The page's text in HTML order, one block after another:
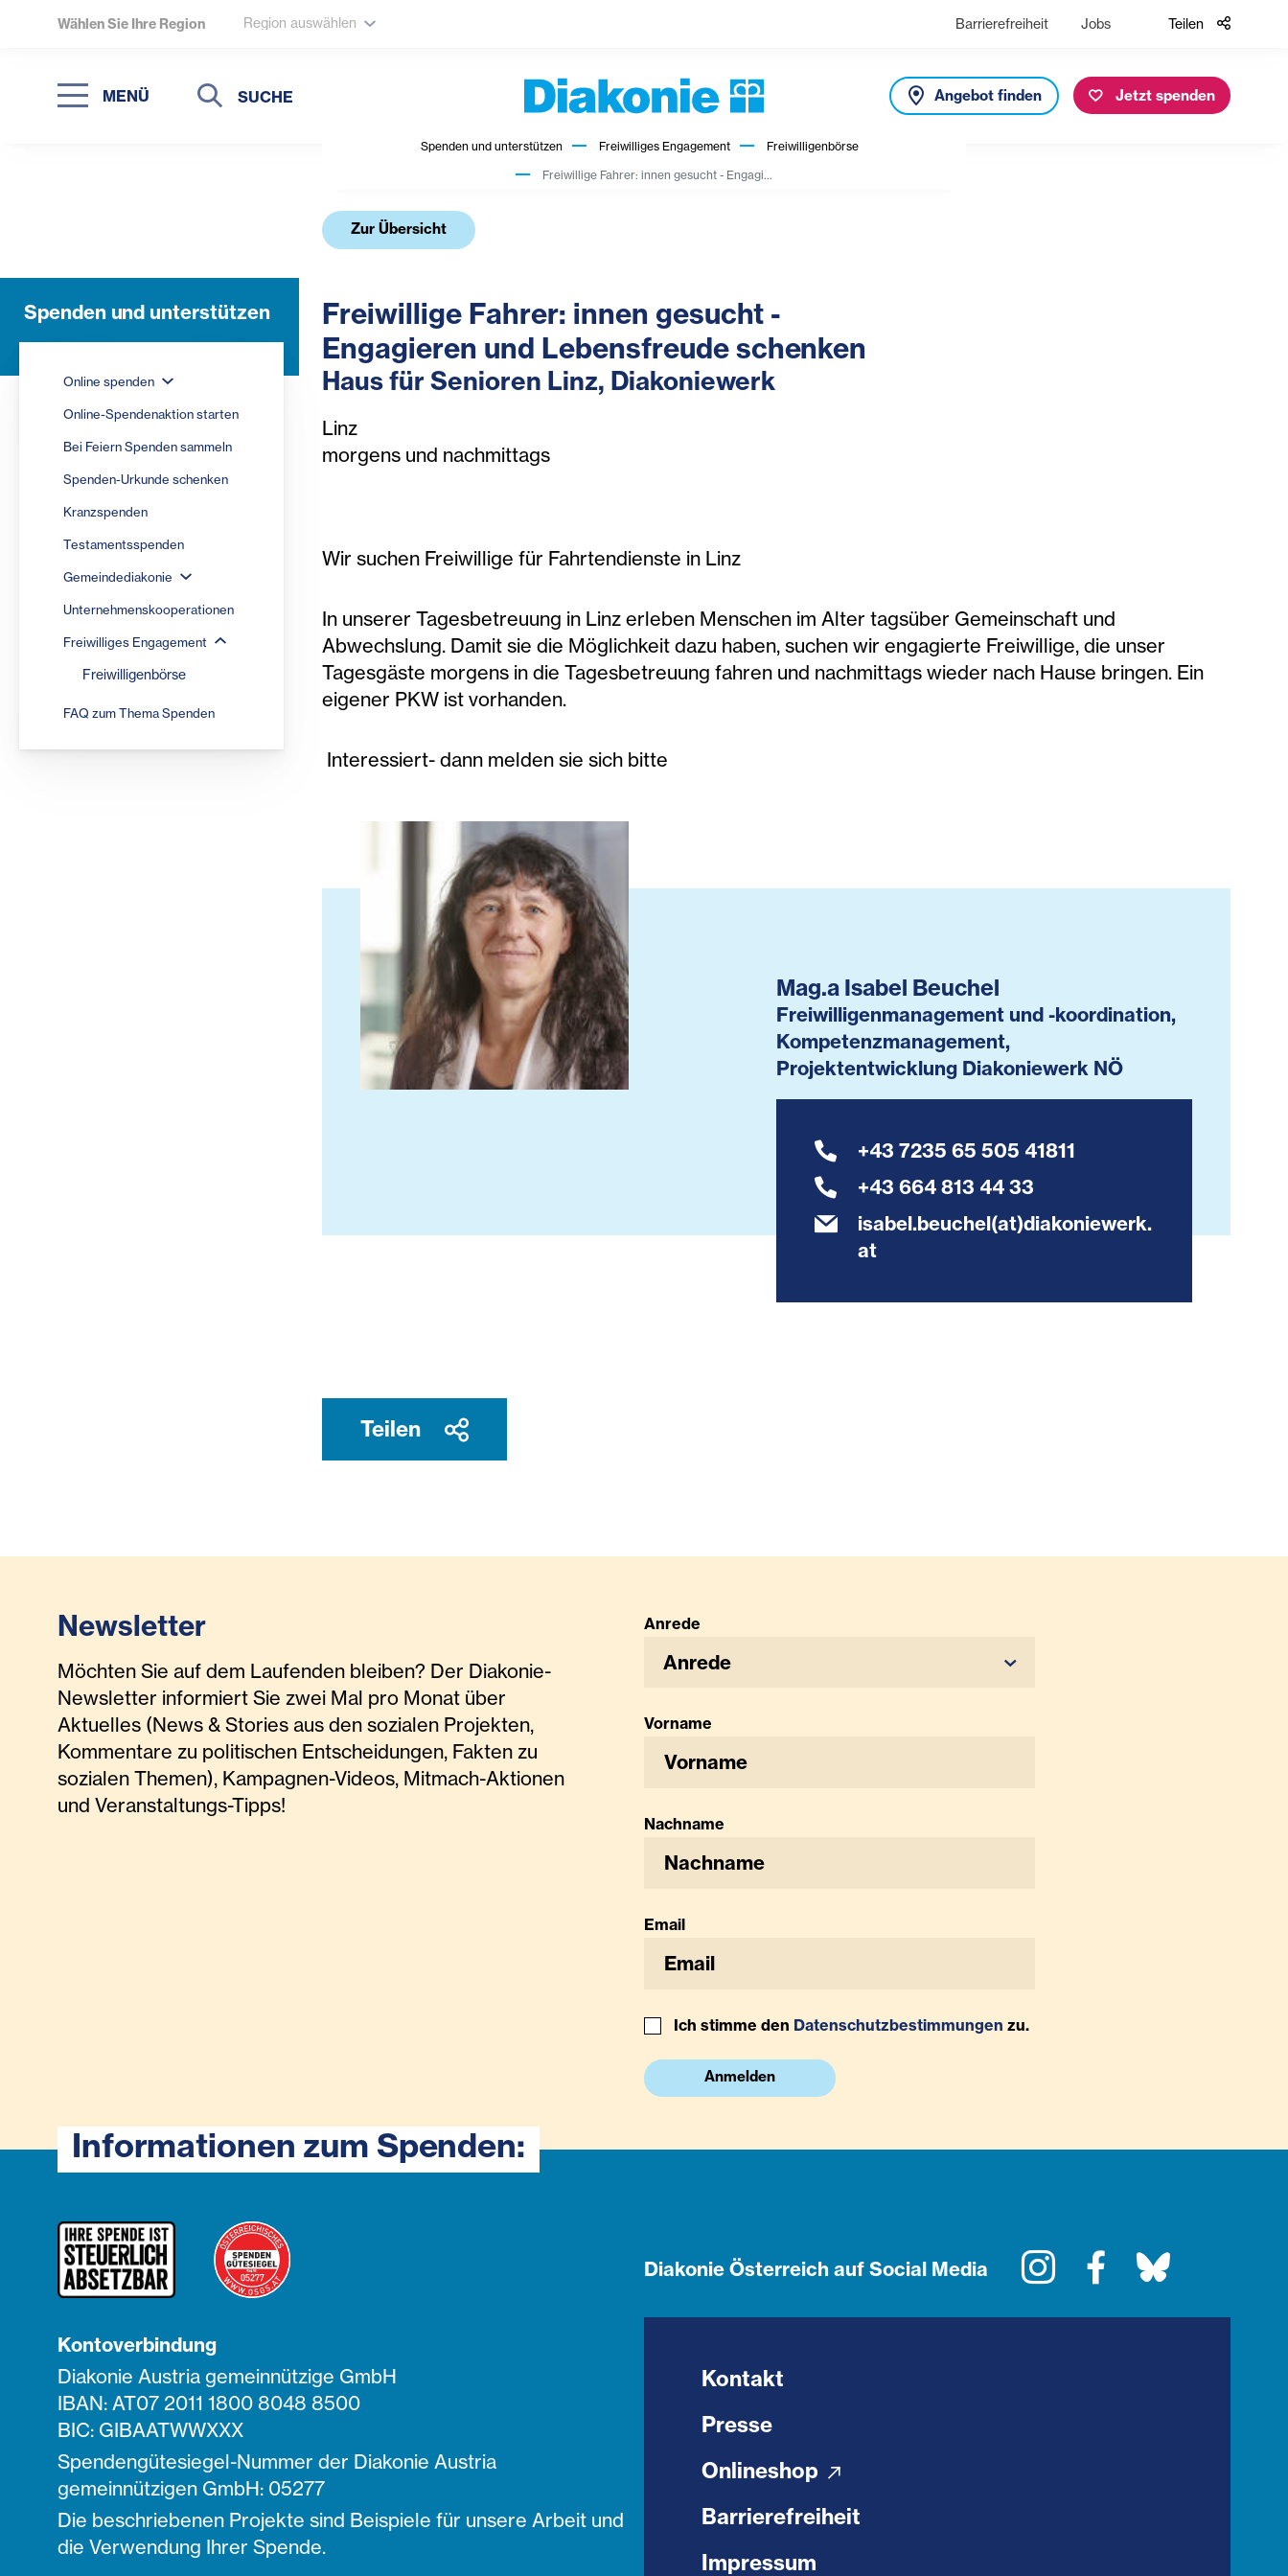
Wählen Sie Ihre Region Region auswählen Barrierefreiheit Jobs Teilen
MENÜ
Suche
Suche
Angebot finden Jetzt spenden
Spenden und unterstützen Freiwilliges Engagement
Freiwilligenbörse
Freiwillige Fahrer: innen gesucht - Engagi...
Spenden und unterstützen
Online spenden
Online-Spendenaktion starten
Bei Feiern Spenden sammeln
Spenden-Urkunde schenken
Kranzspenden
Testamentsspenden
Gemeindediakonie
Unternehmenskooperationen
Freiwilliges Engagement
Freiwilligenbörse
FAQ zum Thema Spenden
Zur Übersicht
Freiwillige Fahrer: innen gesucht -
Engagieren und Lebensfreude schenken
Haus für Senioren Linz, Diakoniewerk
Linz
morgens und nachmittags
Wir suchen Freiwillige für Fahrtendienste in Linz
In unserer Tagesbetreuung in Linz erleben Menschen im Alter tagsüber Gemeinschaft und
Abwechslung. Damit sie die Möglichkeit dazu haben, suchen wir engagierte Freiwillige, die unser
Tagesgäste morgens in die Tagesbetreuung fahren und nachmittags wieder nach Hause bringen. Ein
eigener PKW ist vorhanden.
Interessiert- dann melden sie sich bitte
Mag.a Isabel Beuchel
Freiwilligenmanagement und -koordination,
Kompetenzmanagement,
Projektentwicklung Diakoniewerk NÖ
+43 7235 65 505 41811
+43 664 813 44 33
isabel.beuchel(at)diakoniewerk.
at
Teilen
Newsletter
Möchten Sie auf dem Laufenden bleiben? Der Diakonie-
Newsletter informiert Sie zwei Mal pro Monat über
Aktuelles (News & Stories aus den sozialen Projekten,
Kommentare zu politischen Entscheidungen, Fakten zu
sozialen Themen), Kampagnen-Videos, Mitmach-Aktionen
und Veranstaltungs-Tipps!
Anrede
Anrede
Vorname
Nachname
Email
Ich stimme den Datenschutzbestimmungen zu.
Anmelden
Informationen zum Spenden:
Kontoverbindung
Diakonie Austria gemeinnützige GmbH
IBAN: AT07 2011 1800 8048 8500
BIC: GIBAATWWXXX
Spendengütesiegel-Nummer der Diakonie Austria
gemeinnützigen GmbH: 05277
Die beschriebenen Projekte sind Beispiele für unsere Arbeit und
die Verwendung Ihrer Spende.
Diakonie Österreich auf Social Media InstagramFacebook
Kontakt
Presse
Onlineshop
Barrierefreiheit
Impressum